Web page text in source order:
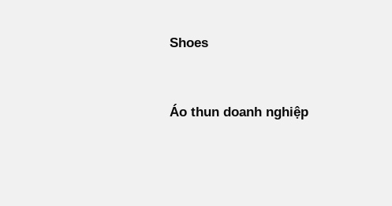
Shoes
Áo thun doanh nghiệp